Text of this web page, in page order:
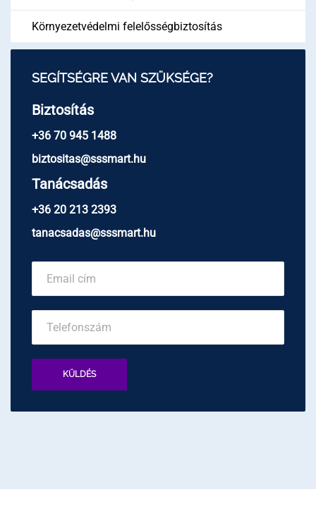
Környezetvédelmi felelősségbiztosítás
SEGÍTSÉGRE VAN SZÜKSÉGE?
Biztosítás
+36 70 945 1488
biztositas@sssmart.hu
Tanácsadás
+36 20 213 2393
tanacsadas@sssmart.hu